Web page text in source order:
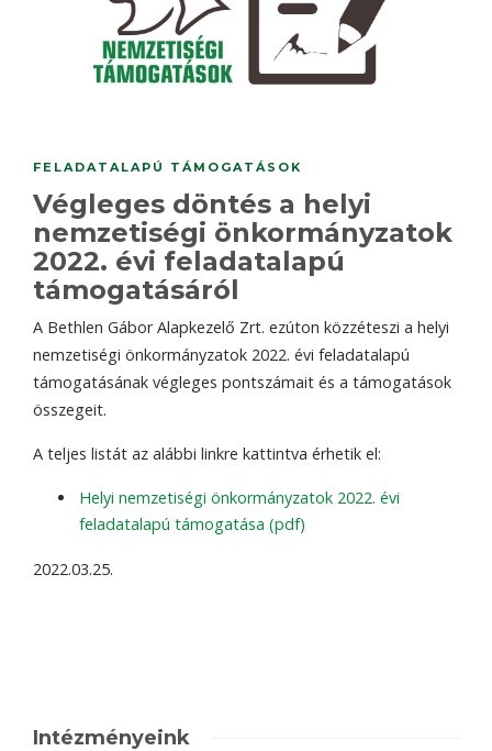
FELADATALAPÚ TÁMOGATÁSOK
Végleges döntés a helyi
nemzetiségi önkormányzatok
2022. évi feladatalapú
támogatásáról
A Bethlen Gábor Alapkezelő Zrt. ezúton közzéteszi a helyi
nemzetiségi önkormányzatok 2022. évi feladatalapú
támogatásának végleges pontszámait és a támogatások
összegeit.
A teljes listát az alábbi linkre kattintva érhetik el:
Helyi nemzetiségi önkormányzatok 2022. évi
feladatalapú támogatása (pdf)
2022.03.25.
Intézményeink